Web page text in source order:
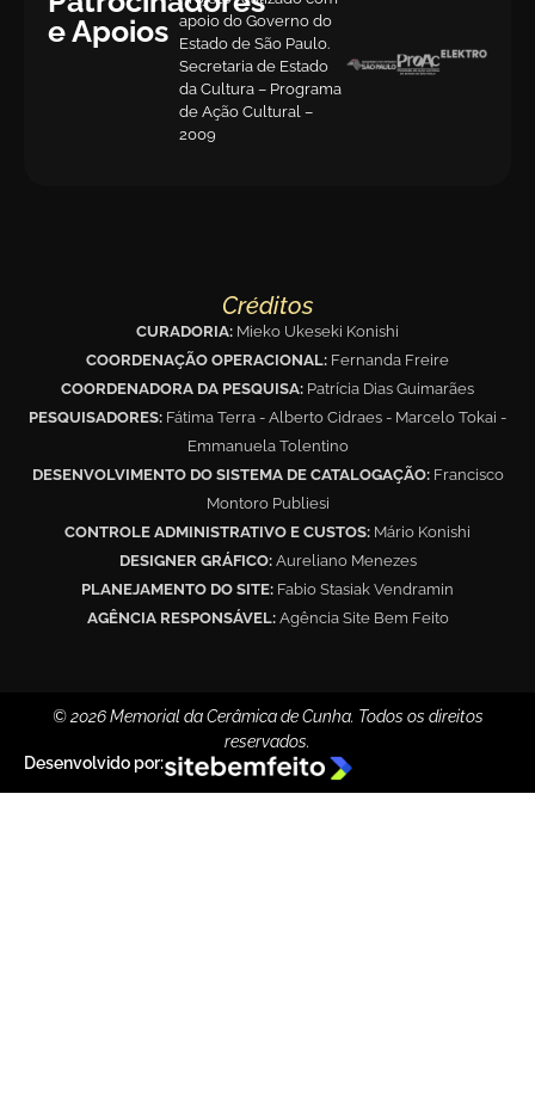
e Apoios
apoio do Governo do
Estado de São Paulo.
Secretaria de Estado
da Cultura – Programa
de Ação Cultural –
2009
Créditos
CURADORIA: Mieko Ukeseki Konishi
COORDENAÇÃO OPERACIONAL: Fernanda Freire
COORDENADORA DA PESQUISA: Patrícia Dias Guimarães
PESQUISADORES: Fátima Terra - Alberto Cidraes - Marcelo Tokai -
Emmanuela Tolentino
DESENVOLVIMENTO DO SISTEMA DE CATALOGAÇÃO: Francisco
Montoro Publiesi
CONTROLE ADMINISTRATIVO E CUSTOS: Mário Konishi
DESIGNER GRÁFICO:Aureliano Menezes
PLANEJAMENTO DO SITE: Fabio Stasiak Vendramin
AGÊNCIA RESPONSÁVEL:Agência Site Bem Feito
© 2026 Memorial da Cerâmica de Cunha. Todos os direitos
reservados.
Desenvolvido por: